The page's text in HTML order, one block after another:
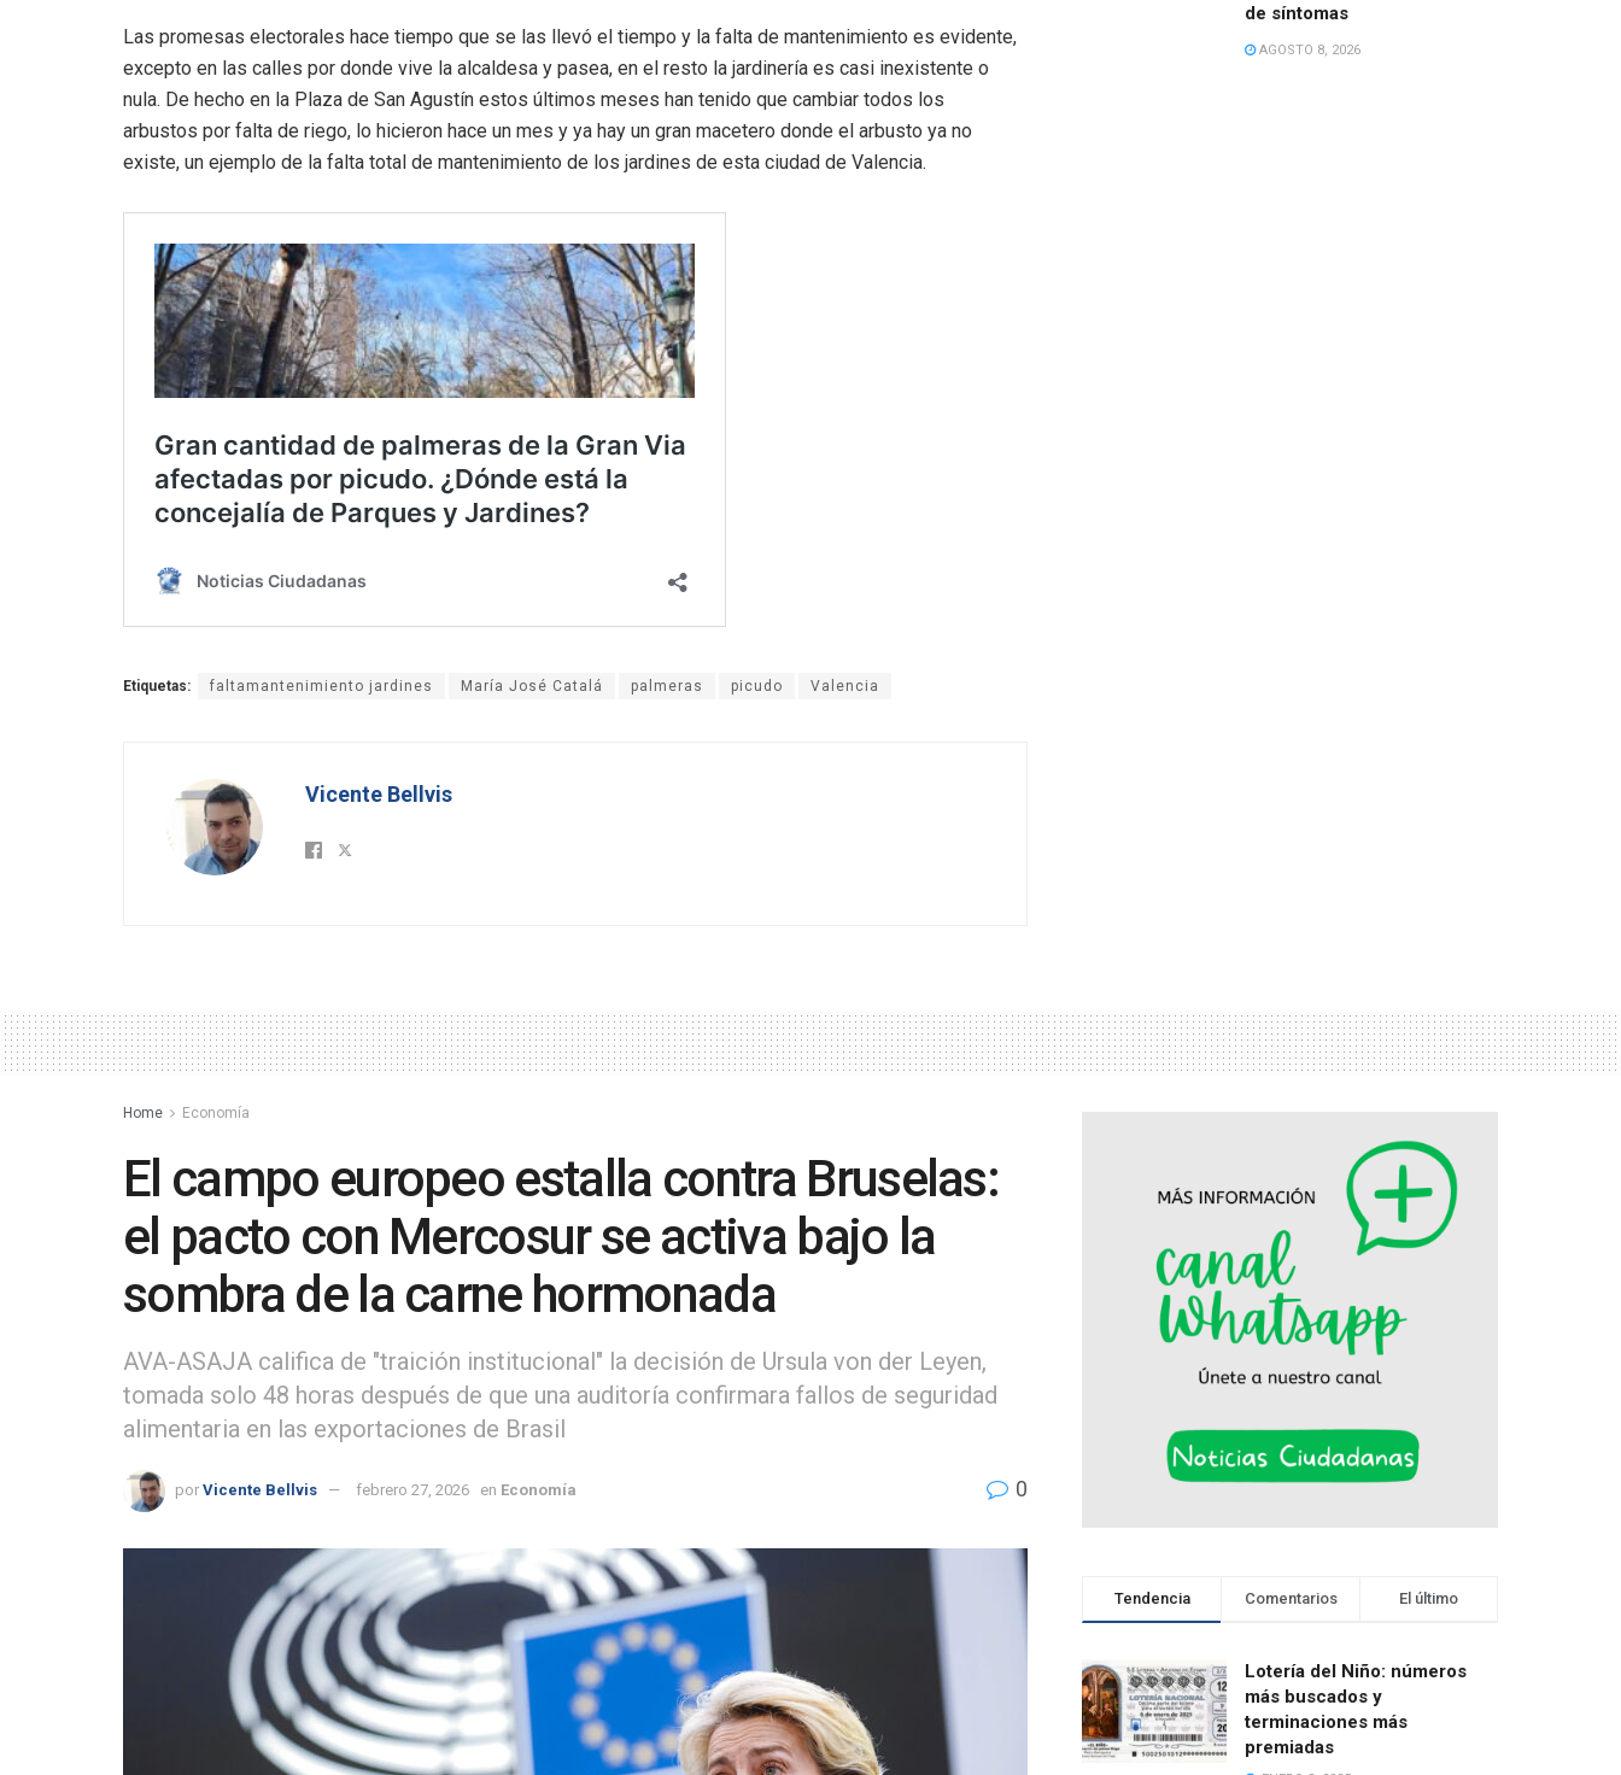
Las promesas electorales hace tiempo que se las llevó el tiempo y la falta de mantenimiento es evidente,
excepto en las calles por donde vive la alcaldesa y pasea, en el resto la jardinería es casi inexistente o
nula. De hecho en la Plaza de San Agustín estos últimos meses han tenido que cambiar todos los
arbustos por falta de riego, lo hicieron hace un mes y ya hay un gran macetero donde el arbusto ya no
existe, un ejemplo de la falta total de mantenimiento de los jardines de esta ciudad de Valencia.
Etiquetas: faltamantenimiento jardines María José Catalá palmeras picudo Valencia
Vicente Bellvis
de síntomas
AGOSTO 8, 2026
Home Economía
El campo europeo estalla contra Bruselas:
el pacto con Mercosur se activa bajo la
sombra de la carne hormonada
AVA-ASAJA califica de "traición institucional" la decisión de Ursula von der Leyen,
tomada solo 48 horas después de que una auditoría confirmara fallos de seguridad
alimentaria en las exportaciones de Brasil
por Vicente Bellvis febrero 27, 2026 en Economía 0
Tendencia Comentarios El último
Lotería del Niño: números
más buscados y
terminaciones más
premiadas